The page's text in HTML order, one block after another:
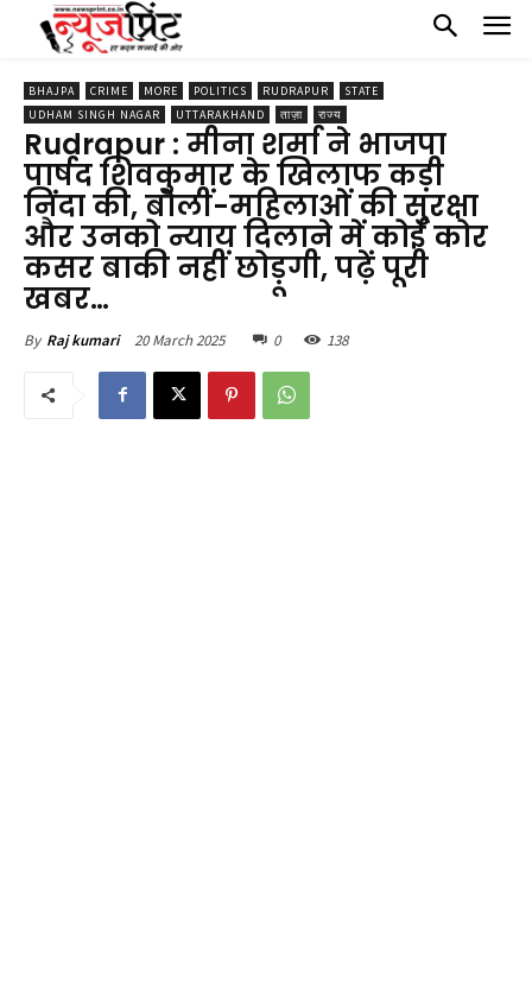
BHAJPA CRIME MORE POLITICS RUDRAPUR
STATE
UDHAM SINGH NAGAR
UTTARAKHAND ताज़ा राज्य
Rudrapur : मीना शर्मा ने भाजपा
पार्षद शिवकुमार के खिलाफ कड़ी
निंदा की, बोलीं-महिलाओं की सुरक्षा
और उनको न्याय दिलाने में कोई कोर
कसर बाकी नहीं छोड़ूगी, पढ़ें पूरी
खबर…
By Raj kumari 20 March 2025 0 138